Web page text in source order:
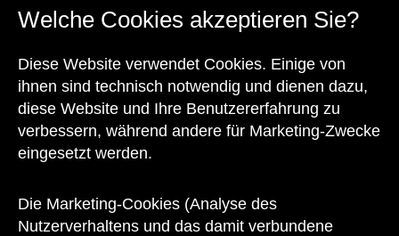
Welche Cookies akzeptieren Sie?
Diese Website verwendet Cookies. Einige von
ihnen sind technisch notwendig und dienen dazu,
diese Website und Ihre Benutzererfahrung zu
verbessern, während andere für Marketing-Zwecke
eingesetzt werden.
Die Marketing-Cookies (Analyse des
Nutzerverhaltens und das damit verbundene
Kontakt
zu den Öffnungszeiten des Museums
auch telefonisch zur Verfügung: